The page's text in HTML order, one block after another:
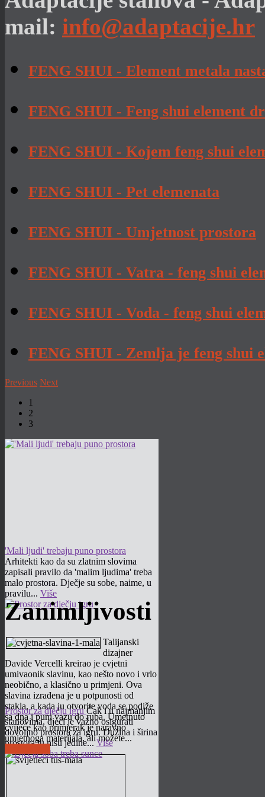
mail: info@adaptacije.hr
FENG SHUI - Element metala
FENG SHUI - Feng shui element
FENG SHUI - Kojem feng shui
FENG SHUI - Pet elemenata
FENG SHUI - Umjetnost prostora
FENG SHUI - Vatra - feng shui
FENG SHUI - Voda - feng shui
FENG SHUI - Zemlja je feng shui
Previous Next
1
2
3
'Mali ljudi' trebaju puno prostora
Arhitekti kao da su zlatnim slovima
zapisali pravilo da 'malim ljudima' treba
malo prostora. Dječje su sobe, naime, u
pravilu... Više
Prostor za dječju igruČak i u najmanjim
stanovima, djeci je važno osigurati
dovoljno prostora za igru. Dužina i širina
prostora tu nisu jedine...Više
Zanimljivosti
Talijanski
dizajner
Davide Vercelli kreirao je cvjetni
umivaonik slavinu, kao nešto novo i vrlo
neobično, a klasično u primjeni. Ova
slavina izrađena je u potpunosti od
stakla, a kada ju otvorite voda se podiže
sa dna i puni vazu do ruba. Umetnuto
cvijeće kao primjerak je naravno
umjetnoga materijala, ali možete...